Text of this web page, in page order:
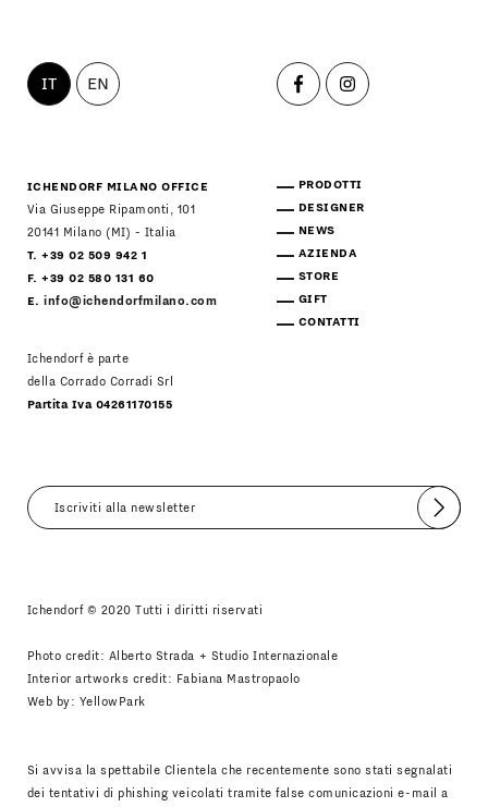
IT EN
ICHENDORF MILANO OFFICE
Via Giuseppe Ripamonti, 101
20141 Milano (MI) - Italia
T. +39 02 509 942 1
F. +39 02 580 131 60
E.info@ichendorfmilano.com
Ichendorf è parte
della Corrado Corradi Srl
Partita Iva 04261170155
PRODOTTI
DESIGNER
NEWS
AZIENDA
STORE
GIFT
CONTATTI
Invia
Ichendorf © 2020 Tutti i diritti riservati
Photo credit: Alberto Strada + Studio Internazionale
Interior artworks credit: Fabiana Mastropaolo
Web by: YellowPark
Si avvisa la spettabile Clientela che recentemente sono stati segnalati
dei tentativi di phishing veicolati tramite false comunicazioni e-mail a